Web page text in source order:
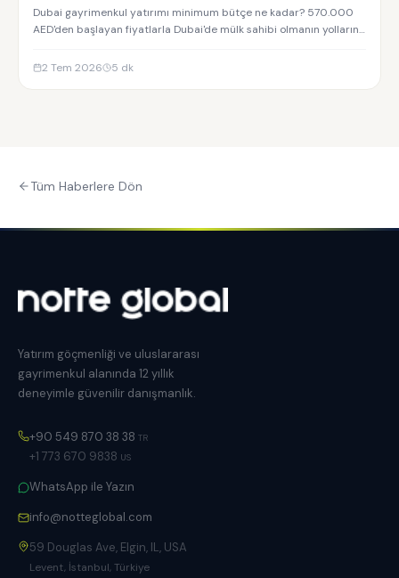
Dubai gayrimenkul yatırımı minimum bütçe ne kadar? 570.000
AED'den başlayan fiyatlarla Dubai'de mülk sahibi olmanın yollarını
2 Tem 2026
5 dk
Tüm Haberlere Dön
Yatırım göçmenliği ve uluslararası
gayrimenkul alanında 12 yıllık
deneyimle güvenilir danışmanlık.
+90 549 870 38 38 TR
+1 773 670 9838 US
WhatsApp ile Yazın
info@notteglobal.com
59 Douglas Ave, Elgin, IL, USA
Levent, İstanbul, Türkiye